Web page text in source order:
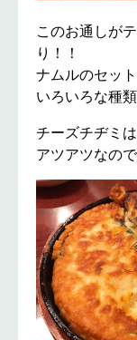
このお通しが
り！！
ナムルのセッ
いろいろな種
チーズチヂミ
アツアツなの